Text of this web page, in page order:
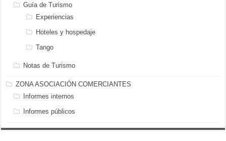
Guía de Turismo
Experiencias
Hoteles y hospedaje
Tango
Notas de Turismo
ZONA ASOCIACIÓN COMERCIANTES
Informes internos
Informes públicos